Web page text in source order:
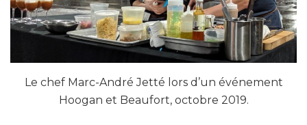
Le chef Marc-André Jetté lors d’un événement
Hoogan et Beaufort, octobre 2019.